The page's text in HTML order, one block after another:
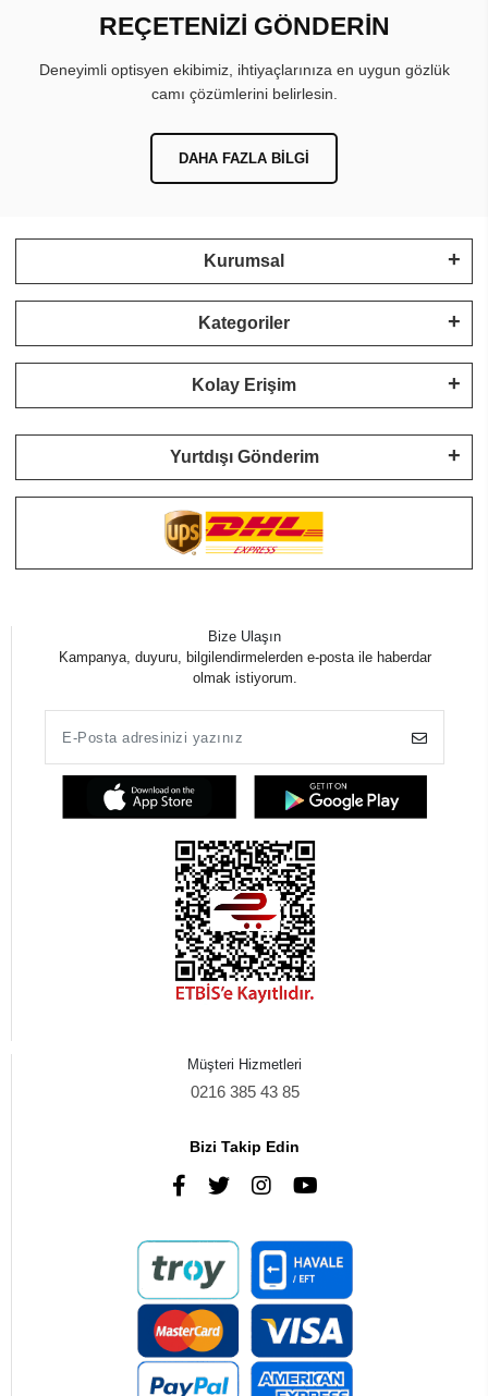
REÇETENİZİ GÖNDERİN
Deneyimli optisyen ekibimiz, ihtiyaçlarınıza en uygun gözlük
camı çözümlerini belirlesin.
DAHA FAZLA BILGI
Kurumsal
Kategoriler
Kolay Erişim
Yurtdışı Gönderim
Bize Ulaşın
Kampanya, duyuru, bilgilendirmelerden e-posta ile haberdar
olmak istiyorum.
Müşteri Hizmetleri
0216 385 43 85
Bizi Takip Edin